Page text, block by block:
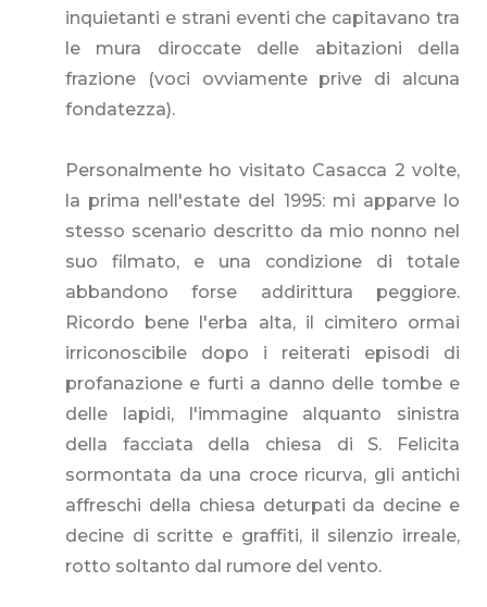
inquietanti e strani eventi che capitavano tra
le mura diroccate delle abitazioni della
frazione (voci ovviamente prive di alcuna
fondatezza).
Personalmente ho visitato Casacca 2 volte,
la prima nell'estate del 1995: mi apparve lo
stesso scenario descritto da mio nonno nel
suo filmato, e una condizione di totale
abbandono forse addirittura peggiore.
Ricordo bene l'erba alta, il cimitero ormai
irriconoscibile dopo i reiterati episodi di
profanazione e furti a danno delle tombe e
delle lapidi, l'immagine alquanto sinistra
della facciata della chiesa di S. Felicita
sormontata da una croce ricurva, gli antichi
affreschi della chiesa deturpati da decine e
decine di scritte e graffiti, il silenzio irreale,
rotto soltanto dal rumore del vento.